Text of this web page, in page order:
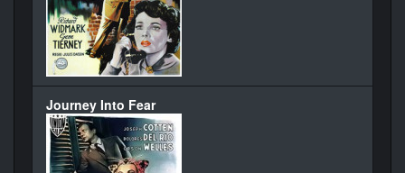
Journey Into Fear